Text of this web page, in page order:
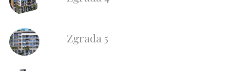
Zgrada 5